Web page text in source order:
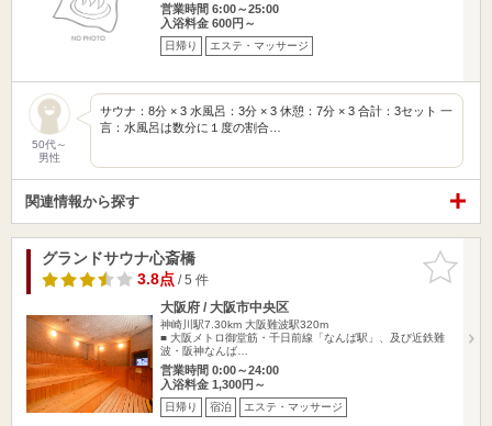
営業時間 6:00～25:00
入浴料金 600円～
日帰り エステ・マッサージ
50代～
男性
サウナ：8分 × 3 水風呂：3分 × 3 休憩：7分 × 3 合計：3セット 一
言：水風呂は数分に１度の割合…
関連情報から探す
お気に入
りに追加
グランドサウナ心斎橋
3.8点/ 5 件
大阪府 / 大阪市中央区
神崎川駅7.30km 大阪難波駅320m
■ 大阪メトロ御堂筋・千日前線「なんば駅」、及び近鉄難
波・阪神なんば…
営業時間 0:00～24:00
入浴料金 1,300円～
日帰り 宿泊 エステ・マッサージ